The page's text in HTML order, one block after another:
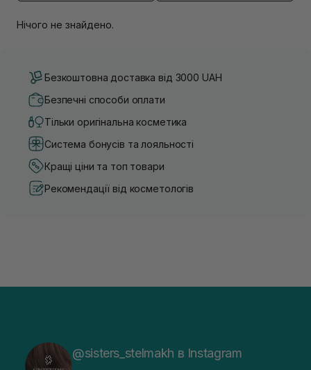
Нічого не знайдено.
Безкоштовна доставка від 3000 UAH
Безпечні способи оплати
Тільки оригінальна косметика
Система бонусів та лояльності
Кращі ціни та топ товари
Рекомендації від косметологів
@sisters_stelmakh в Instagram